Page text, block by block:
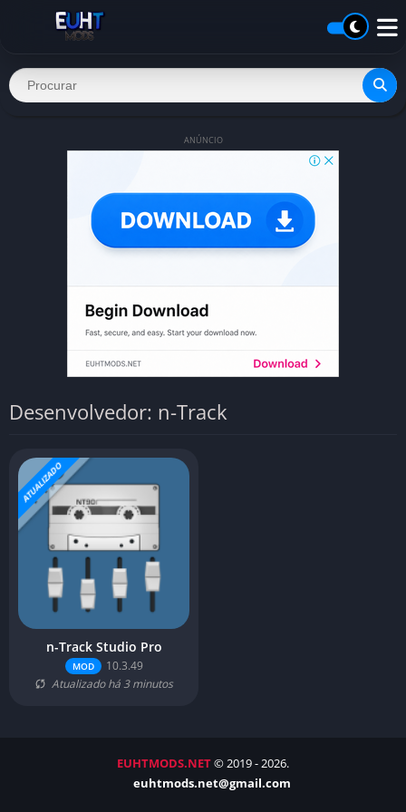
ANÚNCIO
Desenvolvedor: n-Track
ATUALIZADO
n-Track Studio Pro
MOD
10.3.49
Atualizado há 3 minutos
EUHTMODS.NET© 2019 - 2026.
euhtmods.net@gmail.com